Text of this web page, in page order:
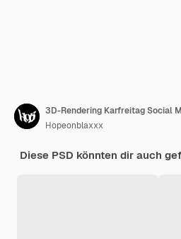
3D-Rendering Karfreitag Social
Hopeonblaxxx
Diese PSD könnten dir auch